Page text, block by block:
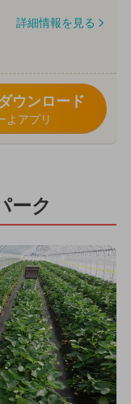
詳細情報を見る
ウンロード
よアプリ
ーク